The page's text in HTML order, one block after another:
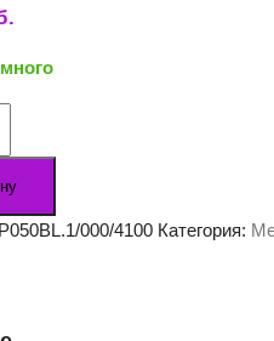
000/4100 Категория: